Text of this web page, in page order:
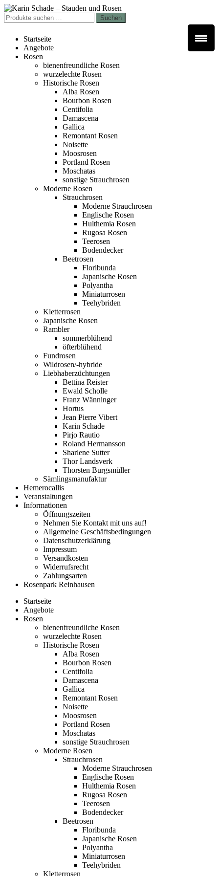
Zur
Navigation
springen
Zum
Inhalt
springen
Suchen
nach:
Suchen
Startseite
Angebote
Rosen
bienenfreundliche Rosen
wurzelechte Rosen
Historische Rosen
Alba Rosen
Bourbon Rosen
Centifolia
Damascena
Gallica
Remontant Rosen
Noisette
Moosrosen
Portland Rosen
Moschatas
sonstige Strauchrosen
Moderne Rosen
Strauchrosen
Moderne Strauchrosen
Englische Rosen
Hulthemia Rosen
Rugosa Rosen
Teerosen
Bodendecker
Beetrosen
Floribunda
Japanische Rosen
Polyantha
Miniaturrosen
Teehybriden
Kletterrosen
Japanische Rosen
Rambler
sommerblühend
öfterblühend
Fundrosen
Wildrosen/-hybride
Liebhaberzüchtungen
Bettina Reister
Ewald Scholle
Franz Wänninger
Hortus
Jean Pierre Vibert
Karin Schade
Pirjo Rautio
Roland Hermansson
Sharlene Sutter
Thor Landsverk
Thorsten Burgsmüller
Sämlingsmanufaktur
Hemerocallis
Veranstaltungen
Informationen
Öffnungszeiten
Nehmen Sie Kontakt mit uns auf!
Allgemeine Geschäftsbedingungen
Datenschutzerklärung
Impressum
Versandkosten
Widerrufsrecht
Zahlungsarten
Rosenpark Reinhausen
Startseite
Angebote
Rosen
bienenfreundliche Rosen
wurzelechte Rosen
Historische Rosen
Alba Rosen
Bourbon Rosen
Centifolia
Damascena
Gallica
Remontant Rosen
Noisette
Moosrosen
Portland Rosen
Moschatas
sonstige Strauchrosen
Moderne Rosen
Strauchrosen
Moderne Strauchrosen
Englische Rosen
Hulthemia Rosen
Rugosa Rosen
Teerosen
Bodendecker
Beetrosen
Floribunda
Japanische Rosen
Polyantha
Miniaturrosen
Teehybriden
Kletterrosen